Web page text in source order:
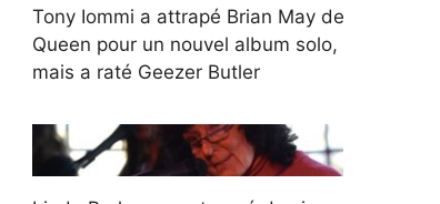
Tony Iommi a attrapé Brian May de
Queen pour un nouvel album solo,
mais a raté Geezer Butler